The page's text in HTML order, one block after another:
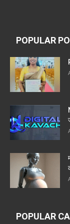
POPULAR
POPULAR